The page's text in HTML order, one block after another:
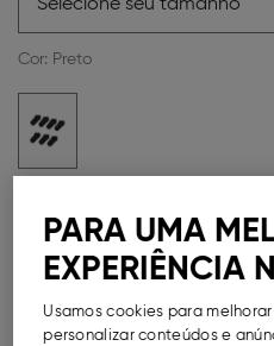
Cor: Preto
Métodos de Pagamento
PARA UMA
EXPERIÊNCIA
Usamos cookies para
personalizar conteúdos e